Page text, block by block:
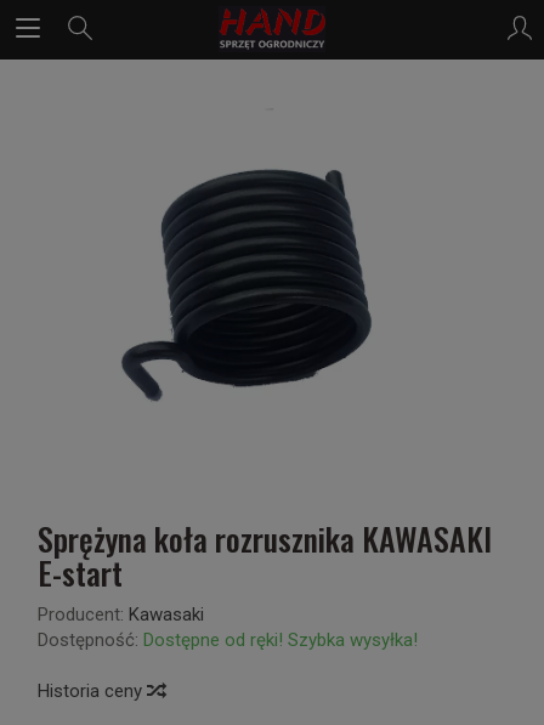
Sprężyna koła rozrusznika KAWASAKI
E-start
Producent: Kawasaki
Dostępność: Dostępne od ręki! Szybka wysyłka!
Historia ceny